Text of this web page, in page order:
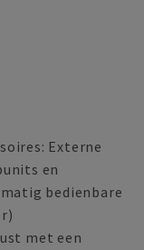
Externe
en
bedienbare
met een